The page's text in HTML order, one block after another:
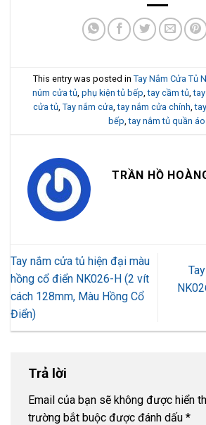
This entry was posted in Tay Nắm Cửa Tủ
núm cửa tủ, phụ kiện tủ bếp,tay cầm tủ,
cửa tủ, Tay nắm cửa,tay nắm cửa chính,
bếp,tay nắm tủ quần áo
TRẦN HỒ
Tay nắm cửa tủ hiện đại màu
hồng cổ điển NK026-H (2 vít
cách 128mm, Màu Hồng Cổ
Điển)
Trả lời
Email của bạn sẽ không được hiển
trường bắt buộc được đánh dấu *